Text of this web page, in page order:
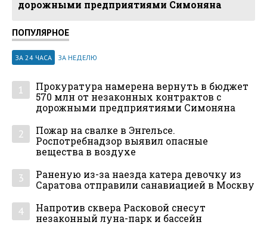
дорожными предприятиями Симоняна
ПОПУЛЯРНОЕ
ЗА 24 ЧАСА ЗА НЕДЕЛЮ
1
Прокуратура намерена вернуть в бюджет
570 млн от незаконных контрактов с
дорожными предприятиями Симоняна
2
Пожар на свалке в Энгельсе.
Роспотребнадзор выявил опасные
вещества в воздухе
3
Раненую из-за наезда катера девочку из
Саратова отправили санавиацией в Москву
4
Напротив сквера Расковой снесут
незаконный луна-парк и бассейн